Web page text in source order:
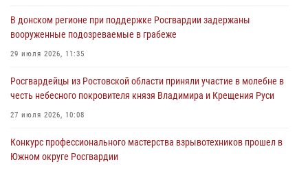
15 июля 2026, 06:39
В донском регионе при поддержке Росгвардии задержаны
вооруженные подозреваемые в грабеже
29 июля 2026, 11:35
Росгвардейцы из Ростовской области приняли участие в молебне в
честь небесного покровителя князя Владимира и Крещения Руси
27 июля 2026, 10:08
Конкурс профессионального мастерства взрывотехников прошел в
Южном округе Росгвардии